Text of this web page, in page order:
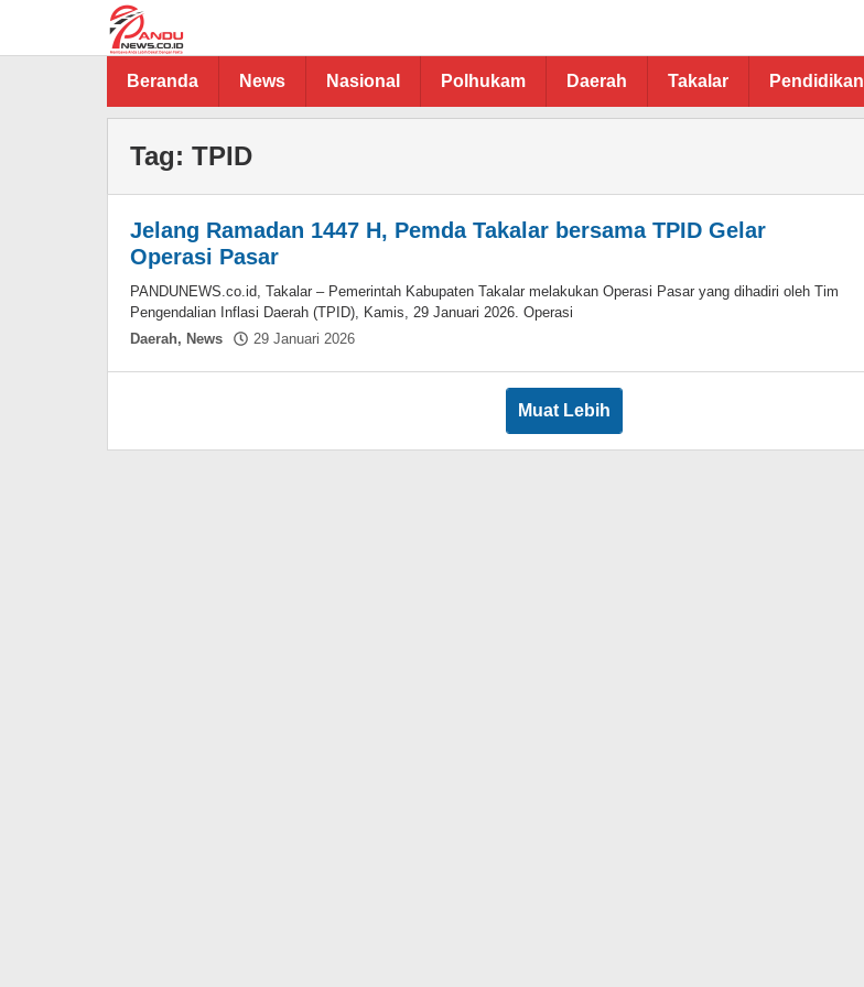
Beranda News Nasional Polhukam Daerah Takalar Pendidikan
Tag: TPID
Jelang Ramadan 1447 H, Pemda Takalar bersama TPID Gelar
Operasi Pasar
PANDUNEWS.co.id, Takalar – Pemerintah Kabupaten Takalar melakukan Operasi Pasar yang dihadiri oleh Tim
Pengendalian Inflasi Daerah (TPID), Kamis, 29 Januari 2026. Operasi
Daerah, News 29 Januari 2026
Muat Lebih